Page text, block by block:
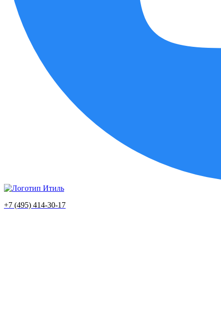
+7 (495) 414-30-17